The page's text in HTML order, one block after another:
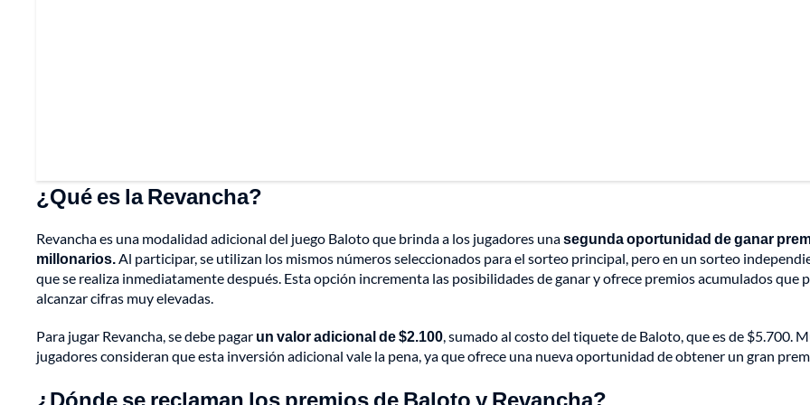
¿Qué es la Revancha?
Revancha es una modalidad adicional del juego Baloto que brinda a los jugadores unasegunda oportunidad de ganar
millonarios.Al participar, se utilizan los mismos números seleccionados para el sorteo principal, pero en un sorteo
que se realiza inmediatamente después. Esta opción incrementa las posibilidades de ganar y ofrece premios acumulados que
alcanzar cifras muy elevadas.
Para jugar Revancha, se debe pagar un valor adicional de $2.100, sumado al costo del tiquete de Baloto, que es de $5.700.
jugadores consideran que esta inversión adicional vale la pena, ya que ofrece una nueva oportunidad de obtener un gran
¿Dónde se reclaman los premios de Baloto y Revancha?